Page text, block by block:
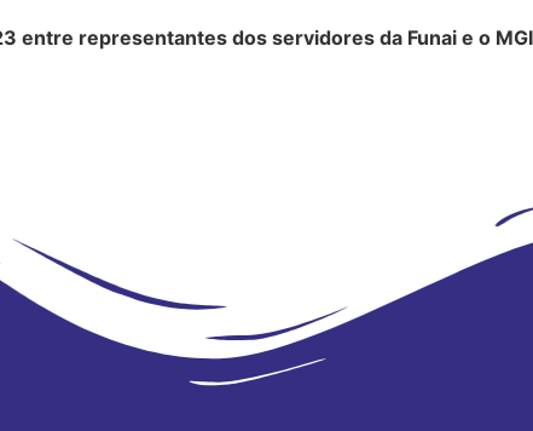
entre representantes dos servidores da Funai e o